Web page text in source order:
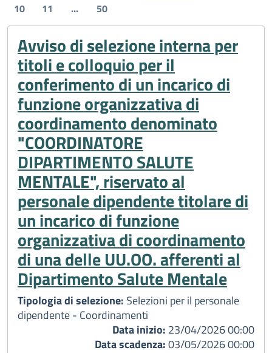
10
11 ... 50
Avviso di selezione interna per
titoli e colloquio per il
conferimento di un incarico di
funzione organizzativa di
coordinamento denominato
"COORDINATORE
DIPARTIMENTO SALUTE
MENTALE", riservato al
personale dipendente titolare di
un incarico di funzione
organizzativa di coordinamento
di una delle UU.OO. afferenti al
Dipartimento Salute Mentale
Tipologia di selezione: Selezioni per il personale
dipendente - Coordinamenti
Data inizio: 23/04/2026 00:00
Data scadenza:03/05/2026 00:00